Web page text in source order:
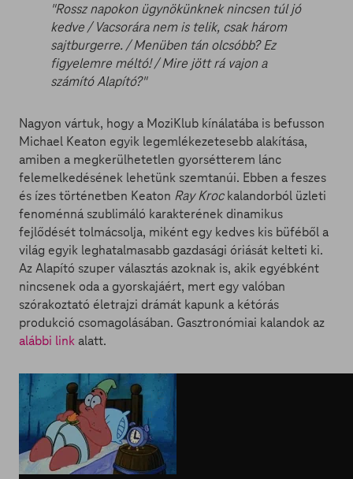
"Rossz napokon ügynökünknek nincsen túl jó
kedve / Vacsorára nem is telik, csak három
sajtburgerre. /Menüben tán olcsóbb? Ez
figyelemre méltó! / Mire jött rá vajon a
számító Alapító?"
Nagyon vártuk, hogy a MoziKlub kínálatába is befusson
Michael Keaton egyik legemlékezetesebb alakítása,
amiben a megkerülhetetlen gyorsétterem lánc
felemelkedésének lehetünk szemtanúi. Ebben a feszes
és ízes történetben Keaton Ray Krockalandorból üzleti
fenoménná szublimáló karakterének dinamikus
fejlődését tolmácsolja, miként egy kedves kis büféből a
világ egyik leghatalmasabb gazdasági óriását kelteti ki.
Az Alapító szuper választás azoknak is, akik egyébként
nincsenek oda a gyorskajáért, mert egy valóban
szórakoztató életrajzi drámát kapunk a kétórás
produkció csomagolásában. Gasztronómiai kalandok az
alábbi link alatt.